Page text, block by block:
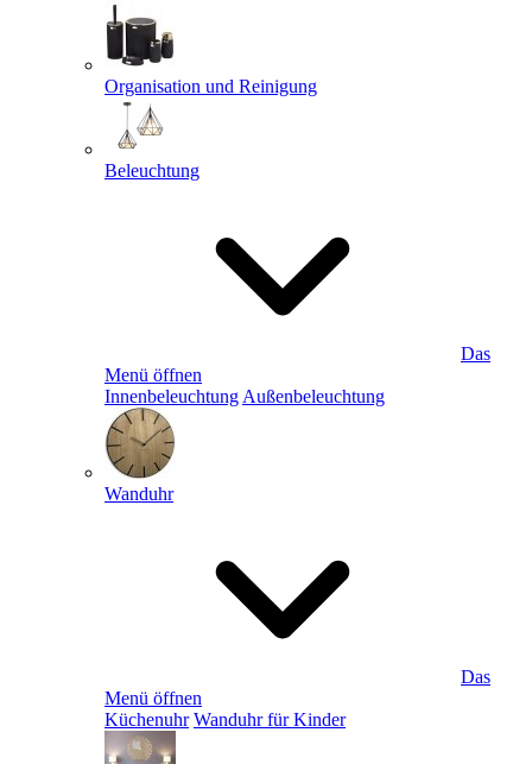
Organisation und Reinigung
Beleuchtung
Das
Menü öffnen
Innenbeleuchtung Außenbeleuchtung
Wanduhr
Das
Menü öffnen
Küchenuhr Wanduhr für Kinder